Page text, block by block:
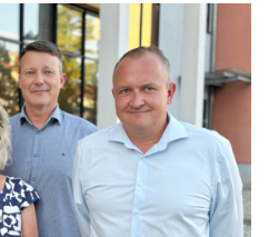
EINWOHNER
ABONNIEREN
LINKS